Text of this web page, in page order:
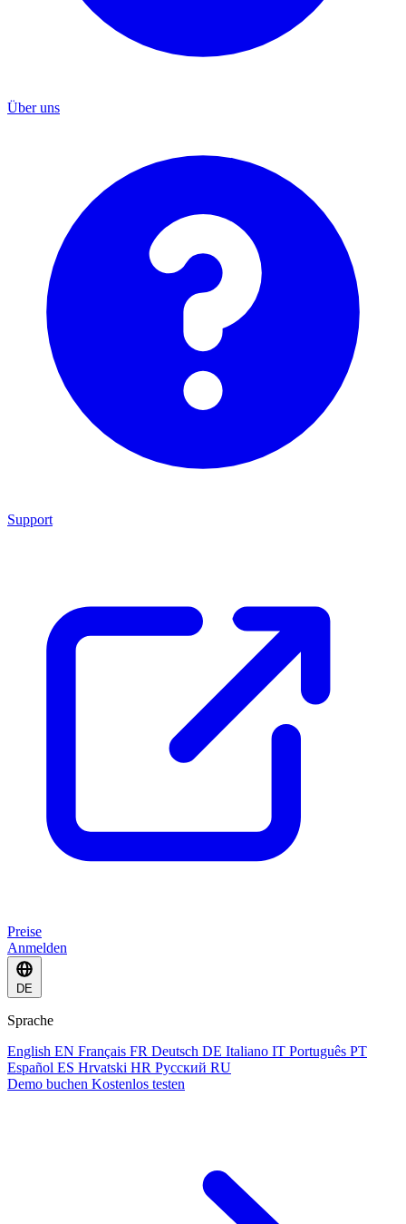
Über uns
Support
Preise
Anmelden
DE
Sprache
English EN Français FR Deutsch DE Italiano IT Português PT
Español ES Hrvatski HR Русский RU
Demo buchen Kostenlos testen